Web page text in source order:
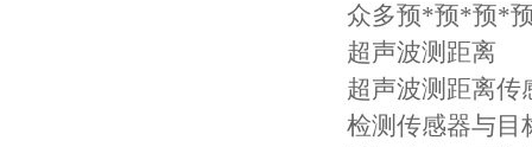
众多预*预*预*
超声波测距离
超声波测距离传
检测传感器与目